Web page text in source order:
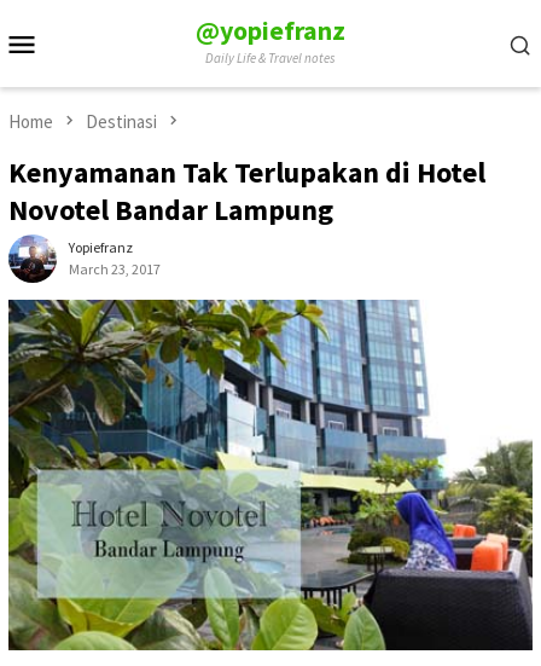
to
@yopiefranz
Daily Life & Travel notes
Home Destinasi
Kenyamanan Tak Terlupakan di Hotel
Novotel Bandar Lampung
Yopiefranz
March 23, 2017